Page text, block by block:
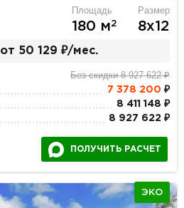
Площадь
180 м2
Размер
8х12
от 50 129 ₽/мес.
Без скидки 8 927 622 ₽
7 378 200 ₽
8 411 148 ₽
8 927 622 ₽
ПОЛУЧИТЬ РАСЧЕТ
ЭКО